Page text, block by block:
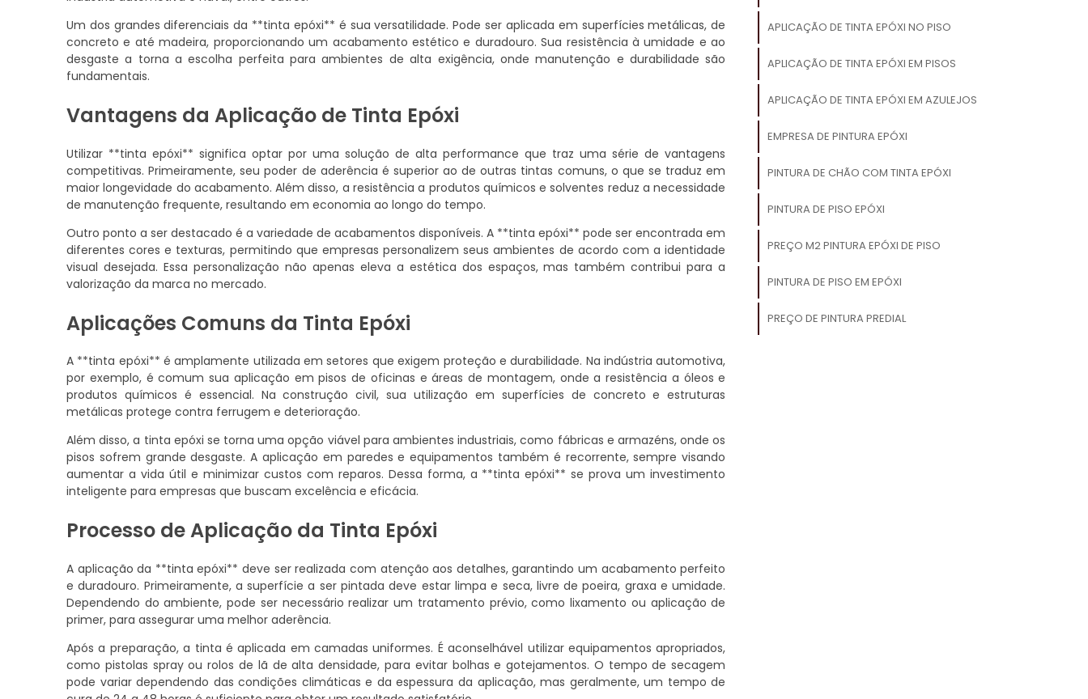
Um dos grandes diferenciais da **tinta epóxi** é sua versatilidade. Pode ser aplicada em superfícies metálicas, de
concreto e até madeira, proporcionando um acabamento estético e duradouro. Sua resistência à umidade e ao
desgaste a torna a escolha perfeita para ambientes de alta exigência, onde manutenção e durabilidade são
fundamentais.
Vantagens da Aplicação de Tinta Epóxi
Utilizar **tinta epóxi** significa optar por uma solução de alta performance que traz uma série de vantagens
competitivas. Primeiramente, seu poder de aderência é superior ao de outras tintas comuns, o que se traduz em
maior longevidade do acabamento. Além disso, a resistência a produtos químicos e solventes reduz a necessidade
de manutenção frequente, resultando em economia ao longo do tempo.
Outro ponto a ser destacado é a variedade de acabamentos disponíveis. A **tinta epóxi** pode ser encontrada em
diferentes cores e texturas, permitindo que empresas personalizem seus ambientes de acordo com a identidade
visual desejada. Essa personalização não apenas eleva a estética dos espaços, mas também contribui para a
valorização da marca no mercado.
Aplicações Comuns da Tinta Epóxi
A **tinta epóxi** é amplamente utilizada em setores que exigem proteção e durabilidade. Na indústria automotiva,
por exemplo, é comum sua aplicação em pisos de oficinas e áreas de montagem, onde a resistência a óleos e
produtos químicos é essencial. Na construção civil, sua utilização em superfícies de concreto e estruturas
metálicas protege contra ferrugem e deterioração.
Além disso, a tinta epóxi se torna uma opção viável para ambientes industriais, como fábricas e armazéns, onde os
pisos sofrem grande desgaste. A aplicação em paredes e equipamentos também é recorrente, sempre visando
aumentar a vida útil e minimizar custos com reparos. Dessa forma, a **tinta epóxi** se prova um investimento
inteligente para empresas que buscam excelência e eficácia.
Processo de Aplicação da Tinta Epóxi
A aplicação da **tinta epóxi** deve ser realizada com atenção aos detalhes, garantindo um acabamento perfeito
e duradouro. Primeiramente, a superfície a ser pintada deve estar limpa e seca, livre de poeira, graxa e umidade.
Dependendo do ambiente, pode ser necessário realizar um tratamento prévio, como lixamento ou aplicação de
primer, para assegurar uma melhor aderência.
Após a preparação, a tinta é aplicada em camadas uniformes. É aconselhável utilizar equipamentos apropriados,
como pistolas spray ou rolos de lã de alta densidade, para evitar bolhas e gotejamentos. O tempo de secagem
pode variar dependendo das condições climáticas e da espessura da aplicação, mas geralmente, um tempo de
APLICAÇÃO DE TINTA EPÓXI NO PISO
APLICAÇÃO DE TINTA EPÓXI EM PISOS
APLICAÇÃO DE TINTA EPÓXI EM AZULEJOS
EMPRESA DE PINTURA EPÓXI
PINTURA DE CHÃO COM TINTA EPÓXI
PINTURA DE PISO EPÓXI
PREÇO M2 PINTURA EPÓXI DE PISO
PINTURA DE PISO EM EPÓXI
PREÇO DE PINTURA PREDIAL